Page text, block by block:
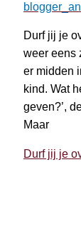
Durf jij je
weer eens
er midden
kind. Wat
geven?’,
Maar
Durf jij je